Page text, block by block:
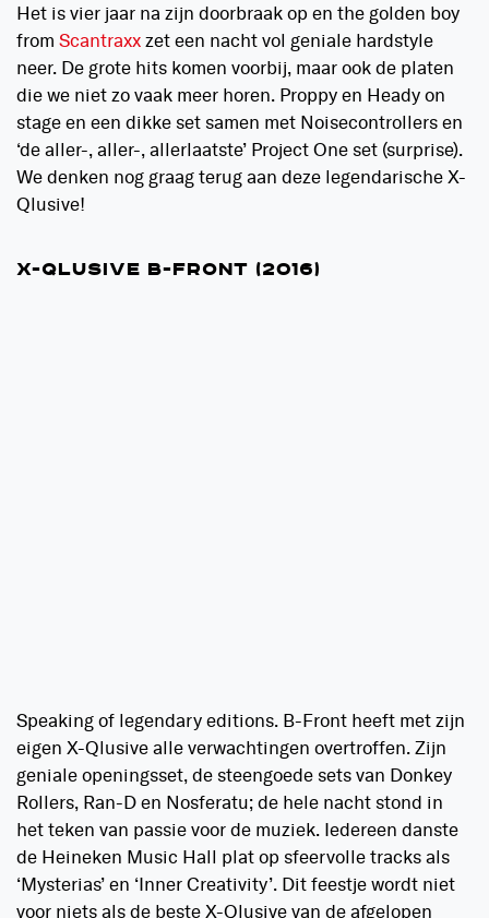
Het is vier jaar na zijn doorbraak op en the golden boy
from Scantraxxzet een nacht vol geniale hardstyle
neer. De grote hits komen voorbij, maar ook de platen
die we niet zo vaak meer horen. Proppy en Heady on
stage en een dikke set samen met Noisecontrollers en
‘de aller-, aller-, allerlaatste’ Project One set (surprise).
We denken nog graag terug aan deze legendarische X-
Qlusive!
X-QLUSIVE B-FRONT (2016)
Speaking of legendary editions. B-Front heeft met zijn
eigen X-Qlusive alle verwachtingen overtroffen. Zijn
geniale openingsset, de steengoede sets van Donkey
Rollers, Ran-D en Nosferatu; de hele nacht stond in
het teken van passie voor de muziek. Iedereen danste
de Heineken Music Hall plat op sfeervolle tracks als
‘Mysterias’ en ‘Inner Creativity’. Dit feestje wordt niet
voor niets als de beste X-Qlusive van de afgelopen